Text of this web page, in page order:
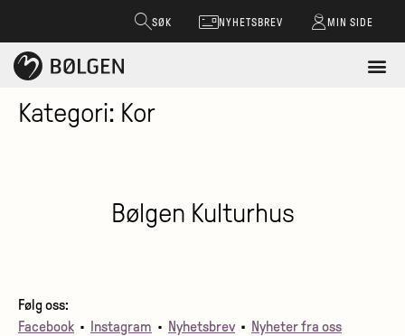
SØK NYHETSBREV MIN SIDE
Kategori: Kor
Bølgen Kulturhus
Følg oss:
Facebook • Instagram • Nyhetsbrev• Nyheter fra oss